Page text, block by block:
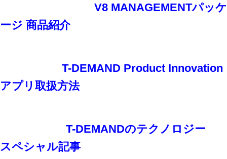
V8 MANAGEMENTパッケ
ージ 商品紹介
T-DEMAND Product Innovation
アプリ取扱方法
T-DEMANDのテクノロジー
スペシャル記事